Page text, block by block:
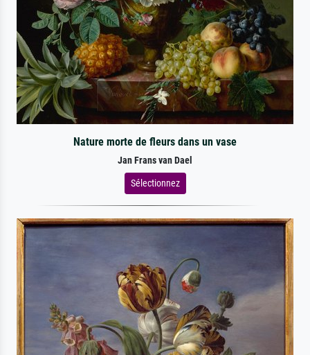
Nature morte de fleurs dans un vase
Jan Frans van Dael
Sélectionnez